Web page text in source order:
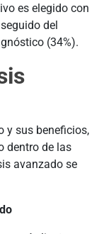
es elegido con
del
(34%).
y sus beneficios,
dentro de las
avanzado se